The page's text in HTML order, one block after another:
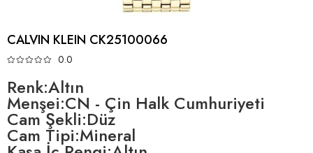
CALVIN KLEIN CK25100066
0.0
Renk:Altın
Menşei:CN - Çin Halk Cumhuriyeti
Cam Şekli:Düz
Cam Tipi:Mineral